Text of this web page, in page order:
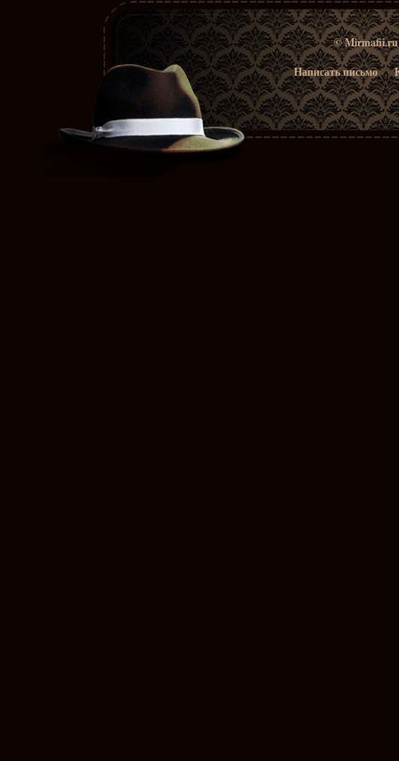
© Mirmafii.ru
Написать письмо